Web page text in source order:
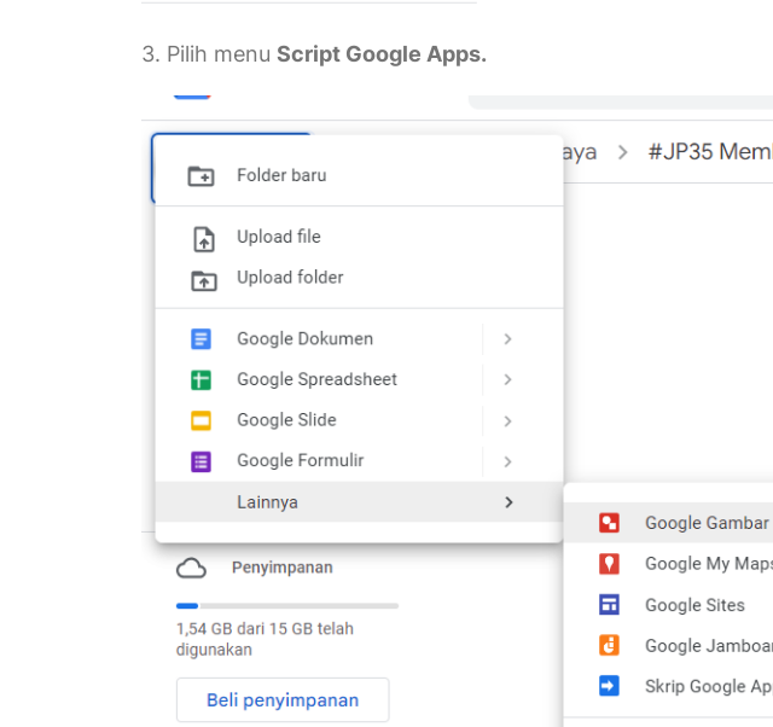
3. Pilih menu Script Google Apps.